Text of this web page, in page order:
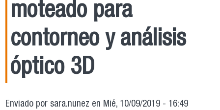
moteado para
contorneo y análisis
óptico 3D
Enviado porsara.nunez en Mié, 10/09/2019 - 16:49